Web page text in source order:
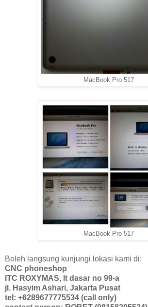
MacBook Pro 517
MacBook Pro 517
Boleh langsung kunjungi lokasi kami di:
CNC phoneshop
ITC ROXYMAS, lt dasar no 99-a
jl. Hasyim Ashari, Jakarta Pusat
tel: +6289677775534 (call only)